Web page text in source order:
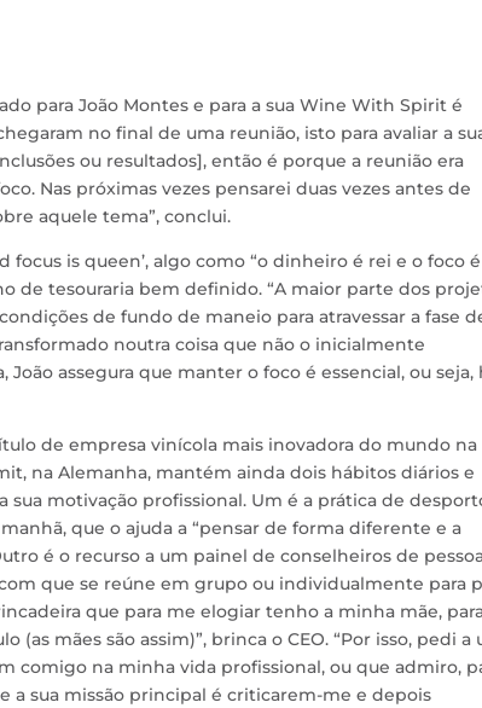
para João Montes e para a sua Wine With Spirit é
no final de uma reunião, isto para avaliar a
ou resultados], então é porque a reunião era
Nas próximas vezes pensarei duas vezes antes de
aquele tema”, conclui.
is queen’, algo como “o dinheiro é rei e o foco
de tesouraria bem definido. “A maior parte dos
de fundo de maneio para atravessar a fase
noutra coisa que não o inicialmente
assegura que manter o foco é essencial, ou seja,
de empresa vinícola mais inovadora do mundo na
na Alemanha, mantém ainda dois hábitos diários e
motivação profissional. Um é a prática de
que o ajuda a “pensar de forma diferente e a
é o recurso a um painel de conselheiros de
que se reúne em grupo ou individualmente para
que para me elogiar tenho a minha mãe,
mães são assim)”, brinca o CEO. “Por isso, pedi a
comigo na minha vida profissional, ou que admiro,
sua missão principal é criticarem-me e depois